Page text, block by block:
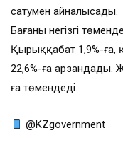
сатумен айналысады.
Бағаның негізгі
Қырыққабат 1,9%-ға,
22,6%-ға арзандады.
ға төмендеді.
@KZgovernment